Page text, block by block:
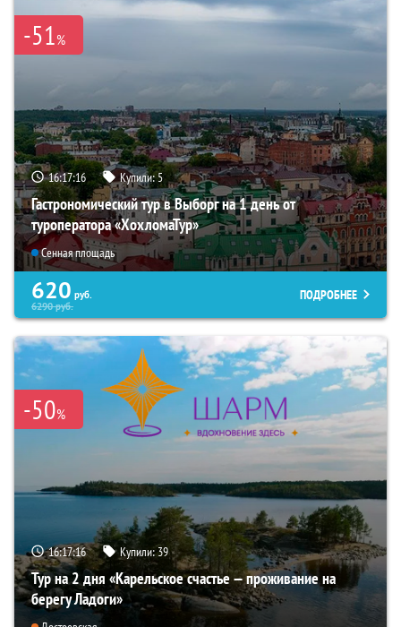
-51%
16:17:15 Купили:5
Гастрономический тур в Выборг на 1 день от
туроператора «ХохломаТур»
Сенная площадь
620 руб.
6290руб.
ПОДРОБНЕЕ
-50%
16:17:15 Купили:39
Тур на 2 дня «Карельское счастье — проживание на
берегу Ладоги»